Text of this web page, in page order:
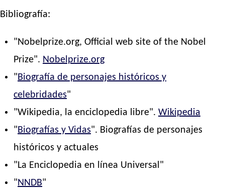
Bibliografía:
"Nobelprize.org, Official web site of the Nobel
Prize". Nobelprize.org
"Biografía de personajes históricos y
celebridades"
"Wikipedia, la enciclopedia libre".Wikipedia
"Biografías y Vidas". Biografías de personajes
históricos y actuales
"La Enciclopedia en línea Universal"
"NNDB"